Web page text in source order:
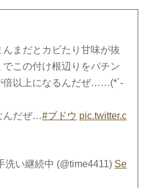
まだとカビたり甘味が抜
この付け根辺りをパチン
倍以上になるんだぜ……(*´-
んだぜ…#ブドウ pic.twitter.c
い継続中 (@time4411) Se